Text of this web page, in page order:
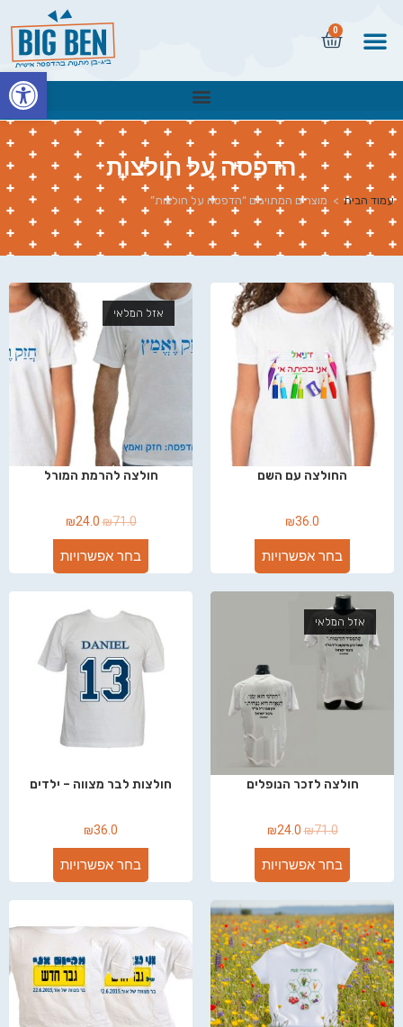
0
הדפסה על חולצות
עמוד הבית > מוצרים המתויגים “הדפסה על חולצות”
החולצה עם השם
₪36.0
בחר אפשרויות
אזל המלאי
חולצה להרמת המורל
₪71.0
₪24.0
בחר אפשרויות
אזל המלאי
חולצה לזכר הנופלים
₪71.0
₪24.0
בחר אפשרויות
חולצות לבר מצווה – ילדים
₪36.0
בחר אפשרויות